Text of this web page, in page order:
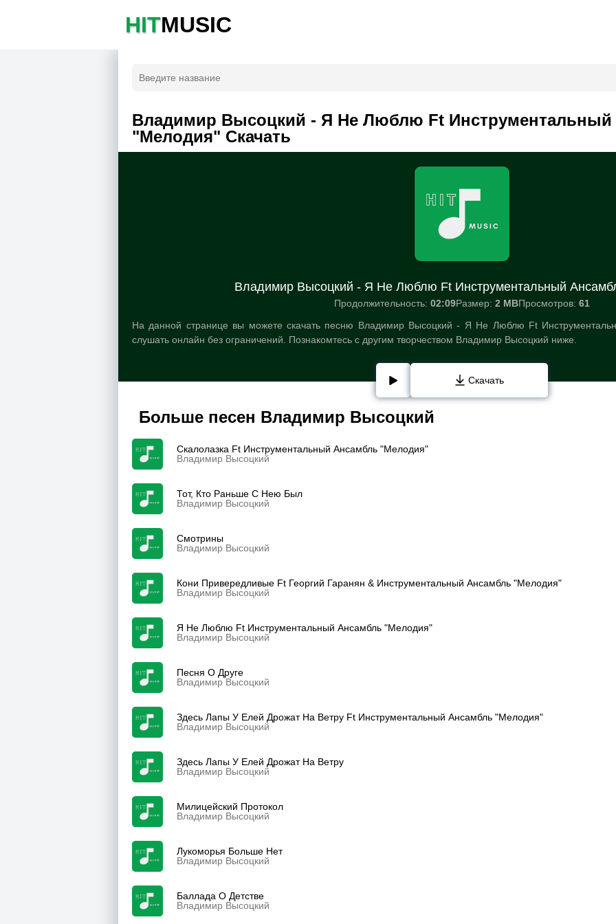
HITMUSIC
Владимир Высоцкий - Я Не Люблю Ft Инструментальный
"Мелодия" Скачать
Владимир Высоцкий - Я Не Люблю Ft Инструментальный
Продолжительность: 02:09Размер: 2 MBПросмотров: 61
На данной странице вы можете скачать песню Владимир Высоцкий - Я Не Люблю Ft
слушать онлайн без ограничений. Познакомтесь с другим творчеством Владимир Высоцкий ниже.
Скачать
Больше песен Владимир Высоцкий
Скалолазка Ft Инструментальный Ансамбль "Мелодия"
Владимир Высоцкий
Тот, Кто Раньше С Нею Был
Владимир Высоцкий
Смотрины
Владимир Высоцкий
Кони Привередливые Ft Георгий Гаранян & Инструментальный Ансамбль "Мелодия"
Владимир Высоцкий
Я Не Люблю Ft Инструментальный Ансамбль "Мелодия"
Владимир Высоцкий
Песня О Друге
Владимир Высоцкий
Здесь Лапы У Елей Дрожат На Ветру Ft Инструментальный Ансамбль "Мелодия"
Владимир Высоцкий
Здесь Лапы У Елей Дрожат На Ветру
Владимир Высоцкий
Милицейский Протокол
Владимир Высоцкий
Лукоморья Больше Нет
Владимир Высоцкий
Баллада О Детстве
Владимир Высоцкий